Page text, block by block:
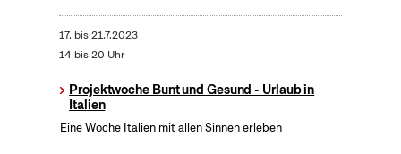
17. bis21.7.2023
14 bis 20 Uhr
Projektwoche Bunt und Gesund - Urlaub in
Italien
Eine Woche Italien mit allen Sinnen erleben